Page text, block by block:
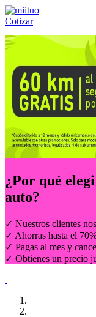
Cotizar
Llámanos al:(55) 84-
¿Por qué
auto?
✓ Nuestros clientes
✓ Ahorras hasta el
✓ Pagas al mes y
✓ Obtienes un precio